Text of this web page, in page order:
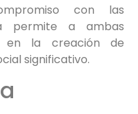
con las
permite a ambas
en la creación de
significativo.